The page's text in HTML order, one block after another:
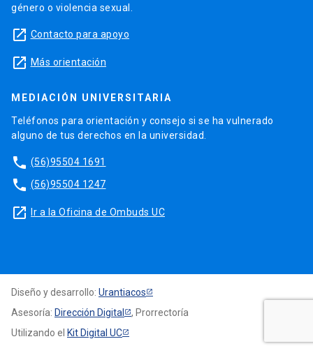
género o violencia sexual.
launch Contacto para apoyo
launch Más orientación
MEDIACIÓN UNIVERSITARIA
Teléfonos para orientación y consejo si se ha vulnerado
alguno de tus derechos en la universidad.
phone (56)95504 1691
phone (56)95504 1247
launch Ir a la Oficina de Ombuds UC
Diseño y desarrollo: Urantiacos
Asesoría: Dirección Digital
, Prorrectoría
Utilizando el Kit Digital UC